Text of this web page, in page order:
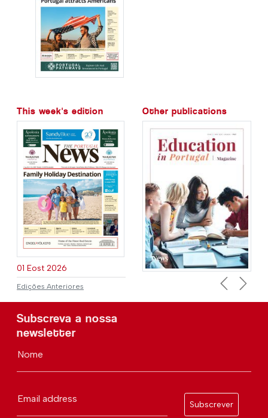
This week's edition
01 Eost 2026
Edições Anteriores
Other publications
Previous
Next
Subscreva a nossa
newsletter
Nome
Email address
Subscrever